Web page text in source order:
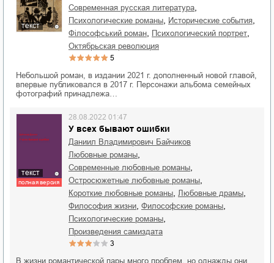
текст
современная русская литература
психологические романы исторические события
філософський роман психологический портрет
Октябрьская революция
5
Небольшой роман, в издании 2021 г. дополненный новой главой,
впервые публиковался в 2017 г. Персонажи альбома семейных
фотографий принадлежа…
текст
полная версия
У всех бывают ошибки
28.08.2022 01:47
Даниил Владимирович Байчиков
любовные романы
современные любовные романы
остросюжетные любовные романы
короткие любовные романы любовные драмы
философия жизни философские романы
психологические романы
Произведения самиздата
3
В жизни романтической пары много проблем, но однажды они